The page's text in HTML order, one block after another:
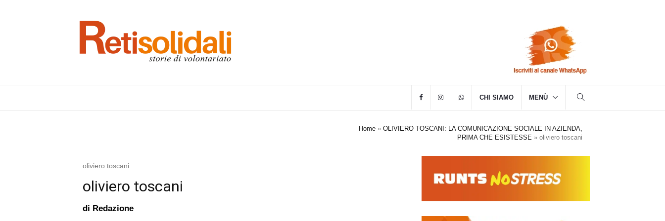
CHI SIAMO MENÙ
Home » OLIVIERO TOSCANI: LA COMUNICAZIONE SOCIALE IN AZIENDA,
PRIMA CHE ESISTESSE » oliviero toscani
oliviero toscani
oliviero toscani
di Redazione